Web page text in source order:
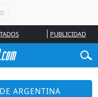
PUBLICIDAD
ARGENTINA